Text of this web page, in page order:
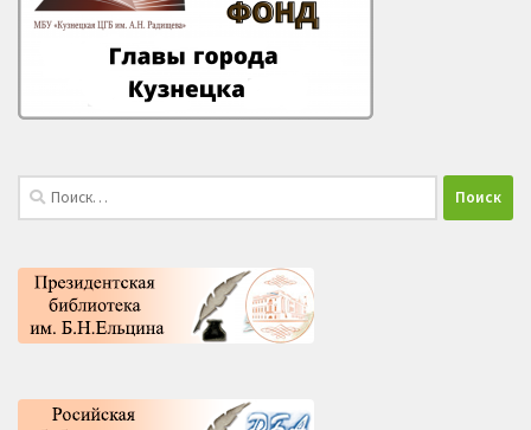
Найти: